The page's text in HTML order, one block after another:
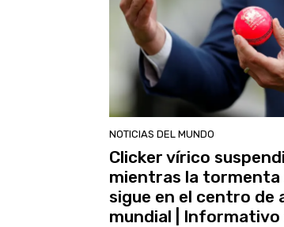
NOTICIAS DEL MUNDO
Clicker vírico
mientras la tormenta
sigue en el centro de
mundial |